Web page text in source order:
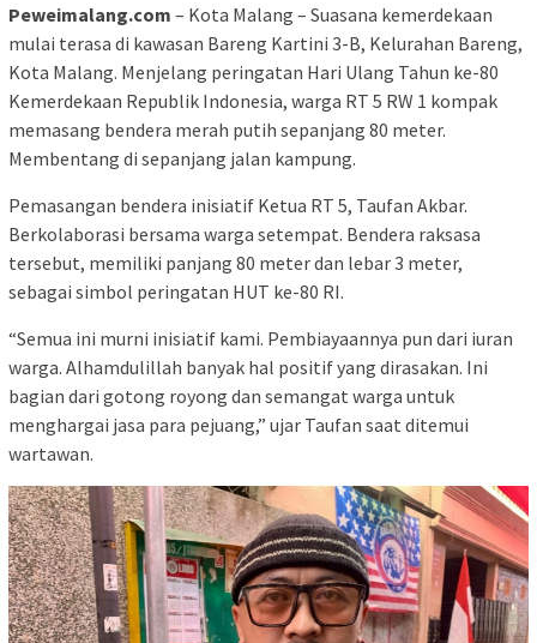
Peweimalang.com – Kota Malang – Suasana kemerdekaan
mulai terasa di kawasan Bareng Kartini 3-B, Kelurahan Bareng,
Kota Malang. Menjelang peringatan Hari Ulang Tahun ke-80
Kemerdekaan Republik Indonesia, warga RT 5 RW 1 kompak
memasang bendera merah putih sepanjang 80 meter.
Membentang di sepanjang jalan kampung.
Pemasangan bendera inisiatif Ketua RT 5, Taufan Akbar.
Berkolaborasi bersama warga setempat. Bendera raksasa
tersebut, memiliki panjang 80 meter dan lebar 3 meter,
sebagai simbol peringatan HUT ke-80 RI.
“Semua ini murni inisiatif kami. Pembiayaannya pun dari iuran
warga. Alhamdulillah banyak hal positif yang dirasakan. Ini
bagian dari gotong royong dan semangat warga untuk
menghargai jasa para pejuang,” ujar Taufan saat ditemui
wartawan.